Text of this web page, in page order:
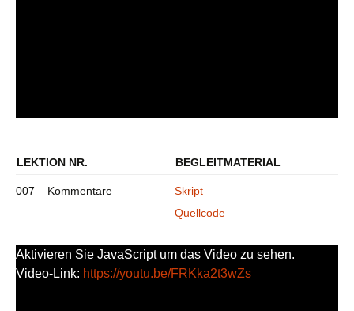
LEKTION NR. BEGLEITMATERIAL
007 – Kommentare
Skript
Quellcode
Aktivieren Sie JavaScript um das Video zu sehen.
Video-Link: https://youtu.be/FRKka2t3wZs